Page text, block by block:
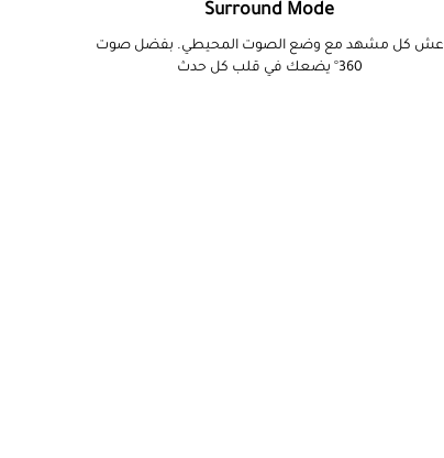
Surround Mode
عش كل مشهد مع وضع الصوت المحيطي. بفضل صوت
360° يضعك في قلب كل حدث